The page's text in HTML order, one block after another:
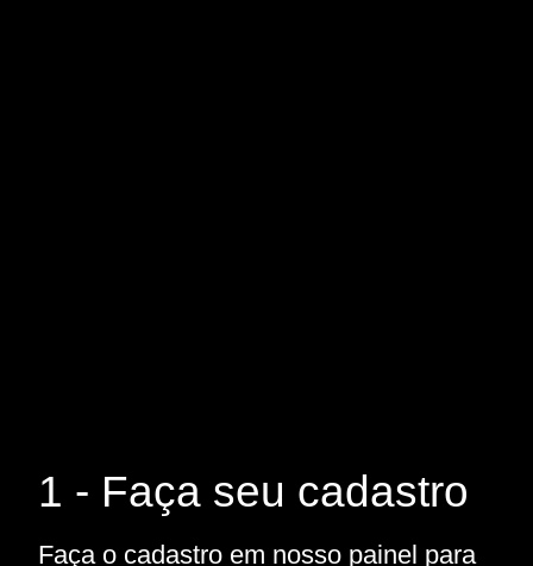
1 - Faça seu cadastro
Faça o cadastro em nosso painel para